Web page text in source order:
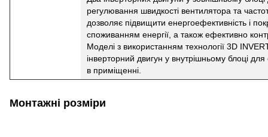
регулювання швидкості вентилятора та
дозволяє підвищити енергоефективність і
споживанням енергії, а також ефективно
Моделі з використанням технології 3D
інверторний двигун у внутрішньому блоці
в приміщенні.
Монтажні розміри